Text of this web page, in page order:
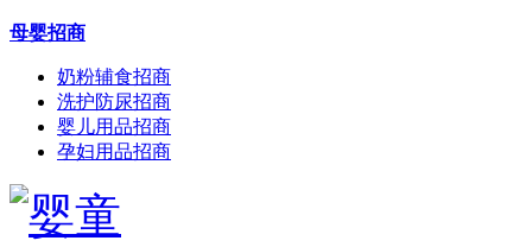
母婴招商
奶粉辅食招商
洗护防尿招商
婴儿用品招商
孕妇用品招商